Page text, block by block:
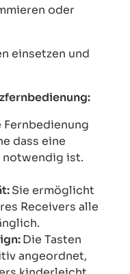
oder
einsetzen und
Fernbedienung
dass eine
notwendig ist.
Sie ermöglicht
Receivers alle
Die Tasten
angeordnet,